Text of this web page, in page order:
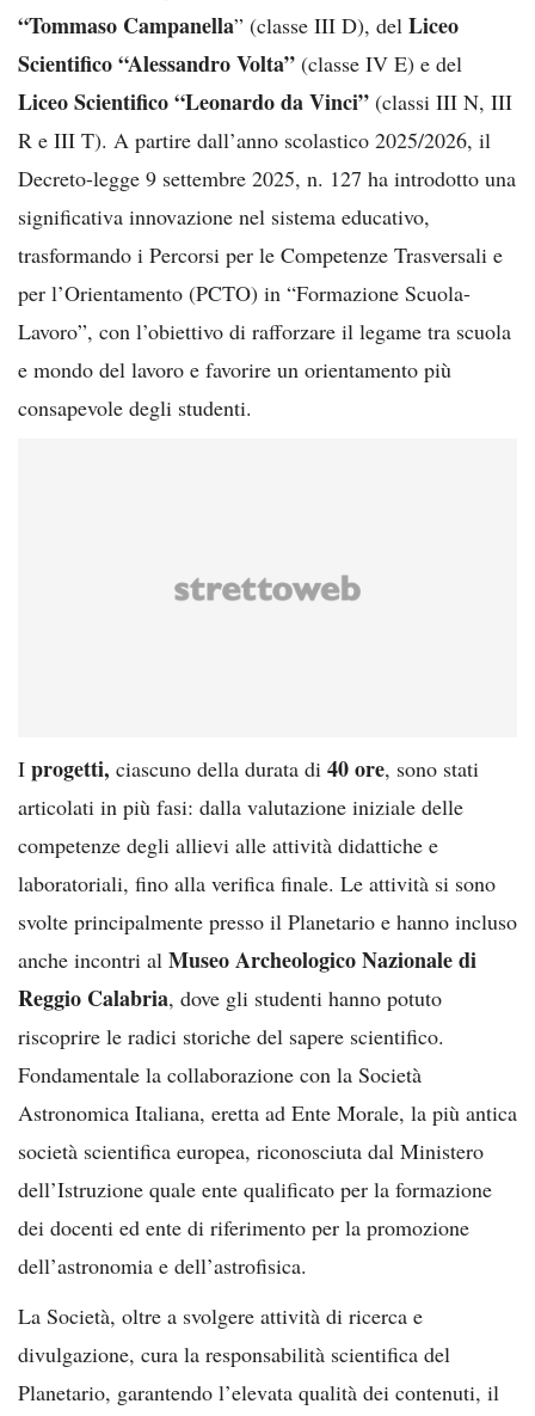
“Tommaso Campanella” (classe III D), del Liceo
Scientifico “Alessandro Volta” (classe IV E) e del
Liceo Scientifico “Leonardo da Vinci” (classi III N, III
R e III T). A partire dall’anno scolastico 2025/2026, il
Decreto-legge 9 settembre 2025, n. 127 ha introdotto una
significativa innovazione nel sistema educativo,
trasformando i Percorsi per le Competenze Trasversali e
per l’Orientamento (PCTO) in “Formazione Scuola-
Lavoro”, con l’obiettivo di rafforzare il legame tra scuola
e mondo del lavoro e favorire un orientamento più
consapevole degli studenti.
I progetti, ciascuno della durata di 40 ore, sono stati
articolati in più fasi: dalla valutazione iniziale delle
competenze degli allievi alle attività didattiche e
laboratoriali, fino alla verifica finale. Le attività si sono
svolte principalmente presso il Planetario e hanno incluso
anche incontri al Museo Archeologico Nazionale di
Reggio Calabria, dove gli studenti hanno potuto
riscoprire le radici storiche del sapere scientifico.
Fondamentale la collaborazione con la Società
Astronomica Italiana, eretta ad Ente Morale, la più antica
società scientifica europea, riconosciuta dal Ministero
dell’Istruzione quale ente qualificato per la formazione
dei docenti ed ente di riferimento per la promozione
dell’astronomia e dell’astrofisica.
La Società, oltre a svolgere attività di ricerca e
divulgazione, cura la responsabilità scientifica del
Planetario, garantendo l’elevata qualità dei contenuti, il